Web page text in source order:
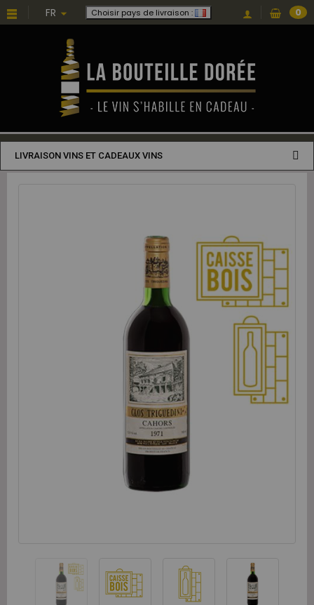
FR Choisir pays de livraison : 0
LIVRAISON VINS ET CADEAUX VINS